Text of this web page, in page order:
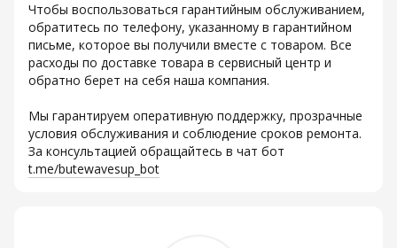
Чтобы воспользоваться гарантийным обслуживанием,
обратитесь по телефону, указанному в гарантийном
письме, которое вы получили вместе с товаром. Все
расходы по доставке товара в сервисный центр и
обратно берет на себя наша компания.
Мы гарантируем оперативную поддержку, прозрачные
условия обслуживания и соблюдение сроков ремонта.
За консультацией обращайтесь в чат бот
t.me/butewavesup_bot